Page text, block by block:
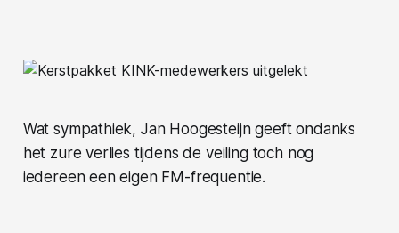
Wat sympathiek, Jan Hoogesteijn geeft ondanks
het zure verlies tijdens de veiling toch nog
iedereen een eigen FM-frequentie.